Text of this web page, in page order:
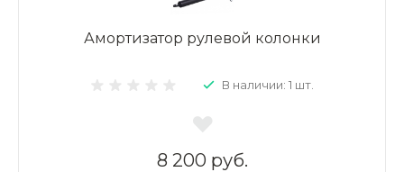
Амортизатор рулевой колонки
В наличии: 1 шт.
8 200 руб.